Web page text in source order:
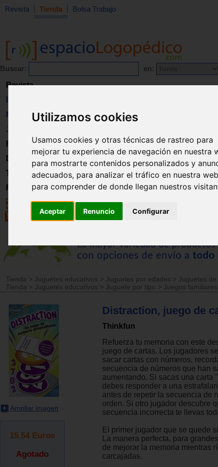
Utilizamos cookies
Usamos cookies y otras técnicas de rastreo para
mejorar tu experiencia de navegación en nuestra
para mostrarte contenidos personalizados y
adecuados, para analizar el tráfico en nuestra
para comprender de donde llegan nuestros
Aceptar Renuncio Configurar
Revista Tienda Bolsa Trabajo
Buscar: en:
Revista
Libros
Material
Juguetes
Formación
Directorio
Trabajo
Registro
Tienda > Juguetes educativos > Juguetes por edades > Juguetes
Tienda
> Juguetes educativos > Juguete por tipo > Juegos
Ampliar imagen
15.54 Euros
Agotado
Distraction, juego de
Thinkfun
Refuerza tu memoria con este
juego de cartas. Los jugadores
sacar cartas con números,
secuencia de números que han
aumentando. Si sacas una carta
debes responder a una
antes de repetir la secuencia de
orden. Si otro jugador descubre
secuencia incorrecta te llevas
El primer jugador que se quede
La manera perfecta, para
de mejorar la memoria mientras
carcajadas.